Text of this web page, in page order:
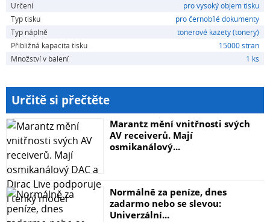
Určení
pro vysoký objem tisku
Typ tisku
pro černobílé dokumenty
Typ náplně
tonerové kazety (tonery)
Přibližná kapacita tisku
15000 stran
Množství v balení
1 ks
Určitě si přečtěte
Marantz mění vnitřnosti svých
AV receiverů. Mají
osmikanálový...
Normálně za peníze, dnes
zadarmo nebo se slevou:
Univerzální...